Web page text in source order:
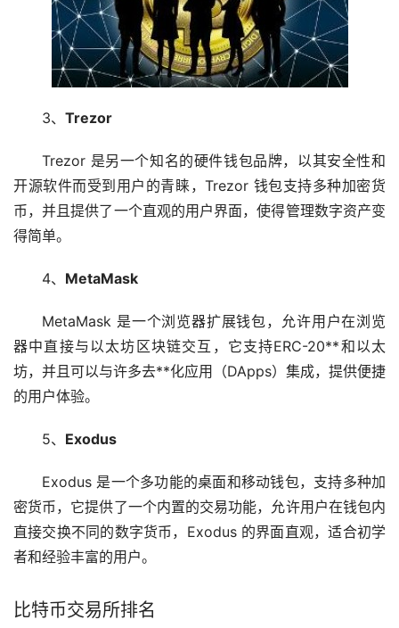
3、 Trezor
Trezor 是另一个知名的硬件钱包品牌，以其安全性和
开源软件而受到用户的青睐，Trezor 钱包支持多种加密货
币，并且提供了一个直观的用户界面，使得管理数字资产变
得简单。
4、 MetaMask
MetaMask 是一个浏览器扩展钱包，允许用户在浏览
器中直接与以太坊区块链交互，它支持ERC-20**和以太
坊，并且可以与许多去**化应用（DApps）集成，提供便捷
的用户体验。
5、 Exodus
Exodus 是一个多功能的桌面和移动钱包，支持多种加
密货币，它提供了一个内置的交易功能，允许用户在钱包内
直接交换不同的数字货币，Exodus 的界面直观，适合初学
者和经验丰富的用户。
比特币交易所排名